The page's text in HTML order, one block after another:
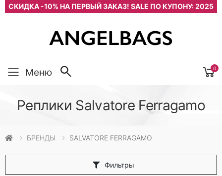
СКИДКА -10% НА ПЕРВЫЙ ЗАКАЗ! SALE ПО КУПОНУ: 2025
Меню 0
Реплики Salvatore Ferragamo
БРЕНДЫ SALVATORE FERRAGAMO
Фильтры